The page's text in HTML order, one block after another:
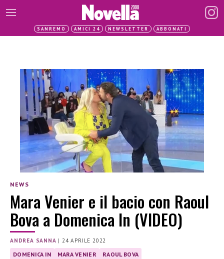
SANREMO AMICI 24 NEWSLETTER ABBONATI
NEWS
Mara Venier e il bacio con Raoul
Bova a Domenica In (VIDEO)
ANDREA SANNA |24 APRILE 2022
DOMENICA IN MARA VENIER RAOUL BOVA